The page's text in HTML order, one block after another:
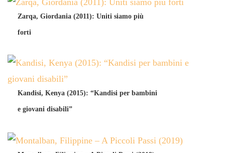
Zarqa, Giordania (2011): Uniti siamo più
forti
Kandisi, Kenya (2015): “Kandisi per bambini
e giovani disabili”